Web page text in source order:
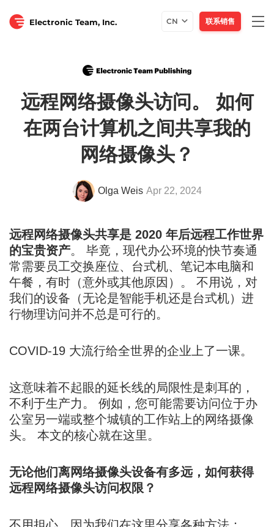
Electronic Team, Inc. CN 联系销售
远程网络摄像头访问。 如何
在两台计算机之间共享我的
网络摄像头？
Olga Weis Apr 22, 2024
远程网络摄像头共享是 2020 年后远程工作世界
的宝贵资产。 毕竟，现代办公环境的快节奏通
常需要员工交换座位、台式机、笔记本电脑和
午餐，有时（意外或其他原因）。 不用说，对
我们的设备（无论是智能手机还是台式机）进
行物理访问并不总是可行的。
COVID-19 大流行给全世界的企业上了一课。
这意味着不起眼的延长线的局限性是刺耳的，
不利于生产力。 例如，您可能需要访问位于办
公室另一端或整个城镇的工作站上的网络摄像
头。 本文的核心就在这里。
无论他们离网络摄像头设备有多远，如何获得
远程网络摄像头访问权限？